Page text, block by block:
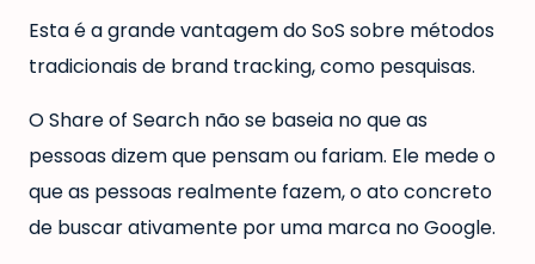
Esta é a grande vantagem do SoS sobre métodos
tradicionais de brand tracking, como pesquisas.
O Share of Search não se baseia no que as
pessoas dizem que pensam ou fariam. Ele mede o
que as pessoas realmente fazem, o ato concreto
de buscar ativamente por uma marca no Google.